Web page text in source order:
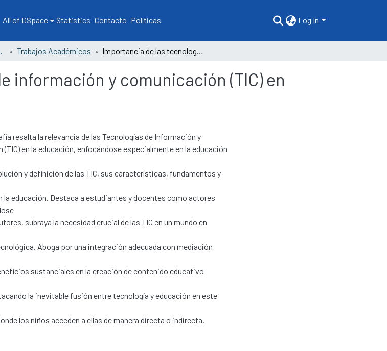
All of DSpace Statistics Contacto Políticas Log In
Trabajos Académicos Importancia de las tecnologías de información y comunicación (TIC) en educación inicial
información y comunicación (TIC) en
resalta la relevancia de las Tecnologías de Información y
(TIC) en la educación, enfocándose especialmente en la educación
y definición de las TIC, sus características, fundamentos y
la educación. Destaca a estudiantes y docentes como actores
subraya la necesidad crucial de las TIC en un mundo en
Aboga por una integración adecuada con mediación
sustanciales en la creación de contenido educativo
la inevitable fusión entre tecnología y educación en este
los niños acceden a ellas de manera directa o indirecta.